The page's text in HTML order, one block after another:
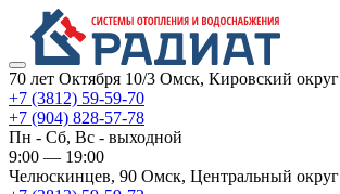
70 лет Октября 10/3 Омск, Кировский округ
+7 (3812) 59-59-70
+7 (904) 828-57-78
Пн - Сб, Вс - выходной
9:00 — 19:00
Челюскинцев, 90 Омск, ​Центральный округ